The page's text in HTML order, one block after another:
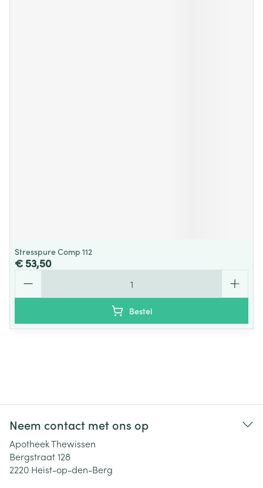
Stresspure Comp 112
€ 53,50
Bestel
Neem contact met ons op
Apotheek Thewissen
Bergstraat 128
2220 Heist-op-den-Berg